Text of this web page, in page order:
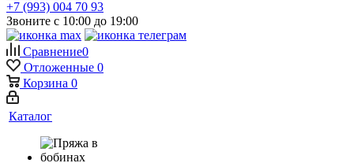
+7 (993) 004 70 93
Звоните с 10:00 до 19:00
Сравнение0
Отложенные 0
Корзина 0
Каталог